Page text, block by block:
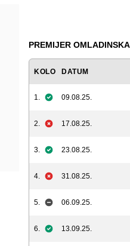
PREMIJER
KOLO DATUM
1. 09.08.25.
2. 17.08.25.
3. 23.08.25.
4. 31.08.25.
5. 06.09.25.
6. 13.09.25.